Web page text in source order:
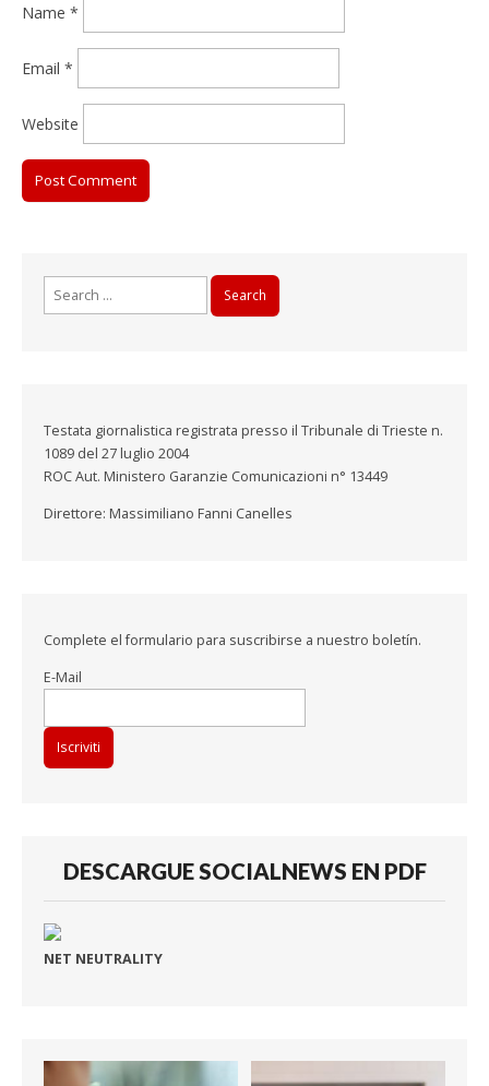
Name *
Email *
Website
Testata giornalistica registrata presso il Tribunale di Trieste n.
1089 del 27 luglio 2004
ROC Aut. Ministero Garanzie Comunicazioni n° 13449
Direttore: Massimiliano Fanni Canelles
Complete el formulario para suscribirse a nuestro boletín.
E-Mail
DESCARGUE SOCIALNEWS EN PDF
NET NEUTRALITY